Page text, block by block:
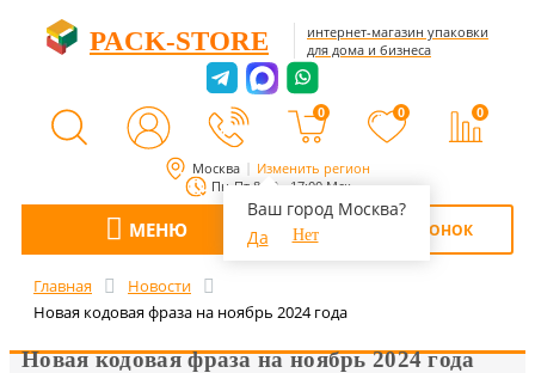
Москва Изменить регион
Ваш город Москва?
Да
Нет
Пн-Пт 8:00 - 17:00 Мск
PACK-STORE
интернет-магазин упаковки
для дома и бизнеса
0 0 0
МЕНЮ ОБРАТНЫЙ ЗВОНОК
Главная
Новости
Новая кодовая фраза на ноябрь 2024 года
Новая кодовая фраза на ноябрь 2024 года